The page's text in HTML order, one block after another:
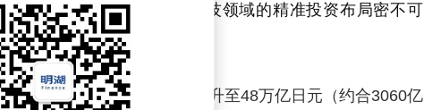
的强劲表现，也与其在科技领域的精准投资布局密不可
日涨幅达14.71%，市值攀升至48万亿日元（约合3060亿